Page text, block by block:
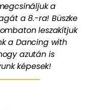
a
a 8.-ra! Büszke
leszakítjuk
a Dancing with
azután is
képesek!